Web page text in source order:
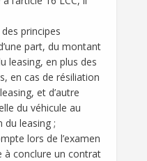
principes
part, du montant
leasing, en plus des
en cas de résiliation
et d’autre
du véhicule au
leasing ;
lors de l’examen
à conclure un contrat